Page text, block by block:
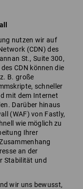
nutzen wir auf
(CDN) des
St., Suite 300,
CDN können die
B. große
schneller
mit dem Internet
Darüber hinaus
(WAF) von Fastly,
wie möglich zu
Ihrer
an der
Stabilität und
wir uns bewusst,